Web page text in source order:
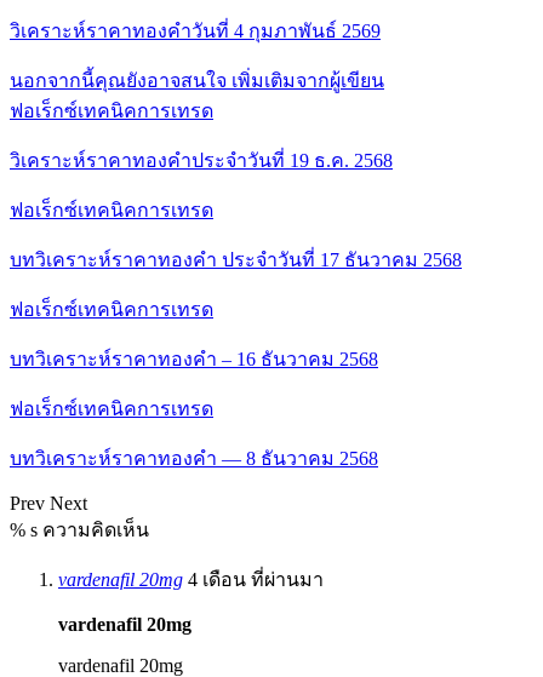
วิเคราะห์ราคาทองคำวันที่ 4 กุมภาพันธ์ 2569
นอกจากนี้คุณยังอาจสนใจ เพิ่มเติมจากผู้เขียน
ฟอเร็กซ์เทคนิคการเทรด
วิเคราะห์ราคาทองคำประจำวันที่ 19 ธ.ค. 2568
ฟอเร็กซ์เทคนิคการเทรด
บทวิเคราะห์ราคาทองคำ ประจำวันที่ 17 ธันวาคม 2568
ฟอเร็กซ์เทคนิคการเทรด
บทวิเคราะห์ราคาทองคำ – 16 ธันวาคม 2568
ฟอเร็กซ์เทคนิคการเทรด
บทวิเคราะห์ราคาทองคำ — 8 ธันวาคม 2568
Prev Next
% s ความคิดเห็น
vardenafil 20mg 4 เดือน ที่ผ่านมา
vardenafil 20mg
vardenafil 20mg